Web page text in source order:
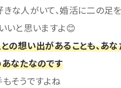
な人がいて、婚活に二の足
いと思いますよ😊
の想い出があることも、あ
なたなのです
そうですよね